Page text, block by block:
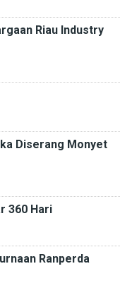
Riau Industry
Diserang Monyet
360 Hari
Ranperda